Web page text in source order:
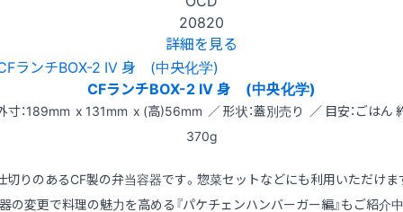
20820
詳細を見る
CFランチBOX-2 IV 身 (中央化学)
寸：189mm x 131mm x (高)56mm ／ 形状：蓋別売り ／ 目安：ごはん
370g
切りのあるCF製の弁当容器です。惣菜セットなどにも利用いただけま
の変更で料理の魅力を高める『パケチェンハンバーガー編』もご紹介